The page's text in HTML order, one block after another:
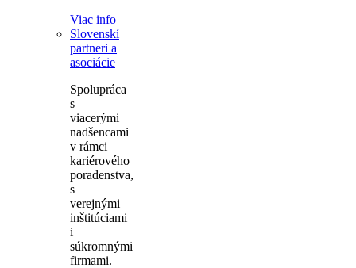
Viac info
Slovenskí
partneri a
asociácie
Spolupráca
s
viacerými
nadšencami
v rámci
kariérového
poradenstva,
s
verejnými
inštitúciami
i
súkromnými
firmami.